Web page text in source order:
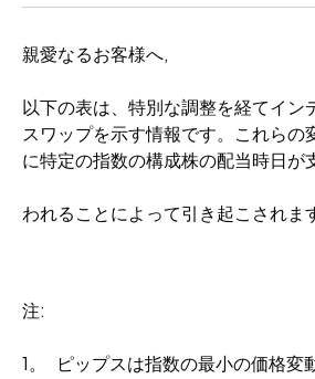
親愛なるお客様へ,
以下の表は、特別な調整を経てイン
スワップを示す情報です。これらの
に特定の指数の構成株の配当時日が
われることによって引き起こされま
注:
1。 ピップスは指数の最小の価格変